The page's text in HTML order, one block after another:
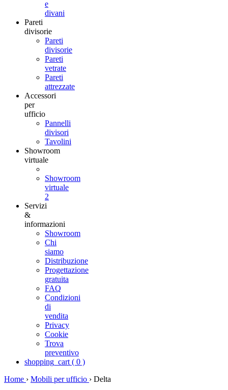
e
divani
Pareti
divisorie
Pareti
divisorie
Pareti
vetrate
Pareti
attrezzate
Accessori
per
ufficio
Pannelli
divisori
Tavolini
Showroom
virtuale
Showroom
virtuale
2
Servizi
&
informazioni
Showroom
Chi
siamo
Distribuzione
Progettazione
gratuita
FAQ
Condizioni
di
vendita
Privacy
Cookie
Trova
preventivo
shopping_cart ( 0 )
Home › Mobili per ufficio › Delta